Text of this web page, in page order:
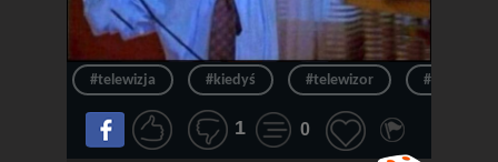
#telewizja #kiedyś #telewizor #ból
1 0